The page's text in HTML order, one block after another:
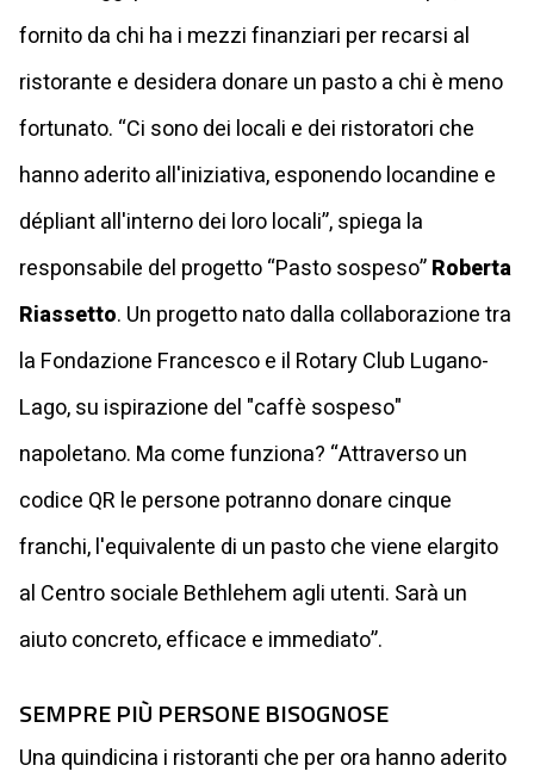
fornito da chi ha i mezzi finanziari per recarsi al
ristorante e desidera donare un pasto a chi è meno
fortunato. “Ci sono dei locali e dei ristoratori che
hanno aderito all'iniziativa, esponendo locandine e
dépliant all'interno dei loro locali”, spiega la
responsabile del progetto “Pasto sospeso”Roberta
Riassetto. Un progetto nato dalla collaborazione tra
la Fondazione Francesco e il Rotary Club Lugano-
Lago, su ispirazione del "caffè sospeso"
napoletano. Ma come funziona? “Attraverso un
codice QR le persone potranno donare cinque
franchi, l'equivalente di un pasto che viene elargito
al Centro sociale Bethlehem agli utenti. Sarà un
aiuto concreto, efficace e immediato”.
SEMPRE PIÙ PERSONE BISOGNOSE
Una quindicina i ristoranti che per ora hanno aderito